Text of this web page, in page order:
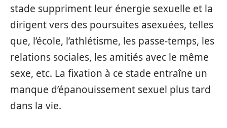
stade suppriment leur énergie sexuelle et la
dirigent vers des poursuites asexuées, telles
que, l’école, l’athlétisme, les passe-temps, les
relations sociales, les amitiés avec le même
sexe, etc. La fixation à ce stade entraîne un
manque d’épanouissement sexuel plus tard
dans la vie.